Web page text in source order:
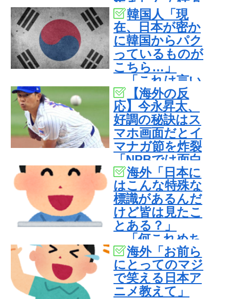
がないんだそう
です」
韓国人「現
在、日本が密か
に韓国からパク
っているものが
こちら…」
→「これは言い
訳できないｗ
ｗ」＝韓国の反
応
【海外の反
応】今永昇太、
好調の秘訣はス
マホ画面だとイ
マナガ節を炸裂
「NPBでは面白
さが必須条件な
の？」
海外「日本に
はこんな特殊な
標識があるんだ
けど皆は見たこ
とある？」
→「何これめち
ゃくちゃ可愛い
ｗｗ」【海外の
反応】
海外「お前ら
にとってのマジ
で笑える日本ア
ニメ教えて」